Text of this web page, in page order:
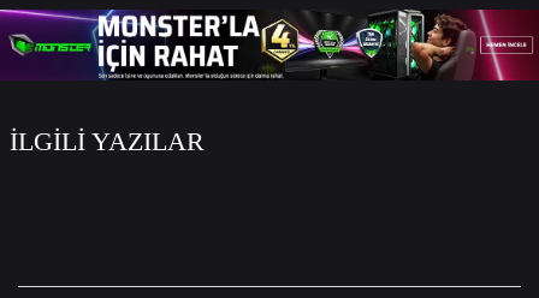
İLGİLİ YAZILAR